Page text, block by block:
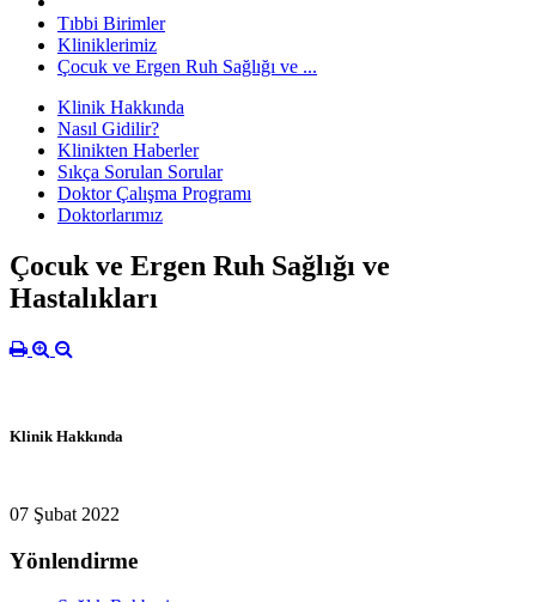
Tıbbi Birimler
Kliniklerimiz
Çocuk ve Ergen Ruh Sağlığı ve ...
Klinik Hakkında
Nasıl Gidilir?
Klinikten Haberler
Sıkça Sorulan Sorular
Doktor Çalışma Programı
Doktorlarımız
Çocuk ve Ergen Ruh Sağlığı ve
Hastalıkları
Klinik Hakkında
07 Şubat 2022
Yönlendirme